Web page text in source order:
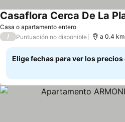
Casa o apartamento entero
Casaflora Cerca De La
/ Puntuación no disponible a 0.4
Elige fechas para ver los precios